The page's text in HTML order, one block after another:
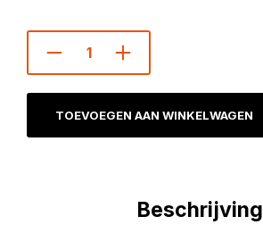
TOEVOEGEN AAN WINKELWAGEN
Beschrijving